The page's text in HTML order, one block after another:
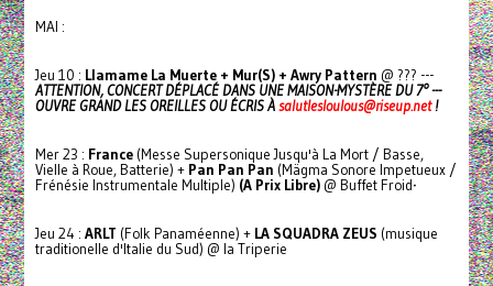
MAI :
Jeu 10 : Llamame La Muerte + Mur(S) + Awry Pattern @ ??? ---
ATTENTION, CONCERT DÉPLACÉ DANS UNE MAISON-MYSTÈRE DU 7° ---
OUVRE GRAND LES OREILLES OU ÉCRIS Àsalutlesloulous@riseup.net!
Mer 23 : France(Messe Supersonique Jusqu'à La Mort / Basse,
Vielle à Roue, Batterie) + Pan Pan Pan (Mägma Sonore Impetueux /
Frénésie Instrumentale Multiple) (A Prix Libre)@ Buffet Froid·
Jeu 24 : ARLT (Folk Panaméenne) + LA SQUADRA ZEUS (musique
traditionelle d'Italie du Sud) @ la Triperie